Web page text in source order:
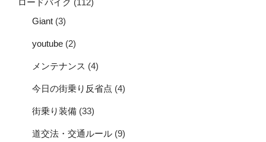
ロードバイク (112)
Giant (3)
youtube (2)
メンテナンス (4)
今日の街乗り反省点 (4)
街乗り装備 (33)
道交法・交通ルール (9)